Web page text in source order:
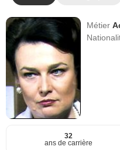
Métier
32
ans de carrière